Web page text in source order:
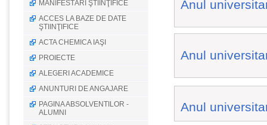
MANIFESTĂRI ŞTIINŢIFICE
ACCES LA BAZE DE DATE
ŞTIINŢIFICE
ACTA CHEMICA IAŞI
PROIECTE
ALEGERI ACADEMICE
ANUNTURI DE ANGAJARE
PAGINA ABSOLVENTILOR -
ALUMNI
Anul
Anul
Anul